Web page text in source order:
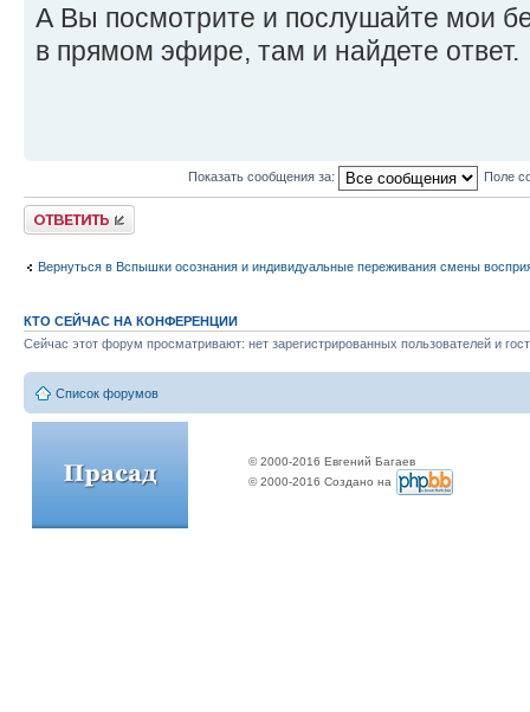
А Вы посмотрите и послушайте мои
в прямом эфире, там и найдете ответ.
Показать сообщения за: Поле
Ответить
Вернуться в Вспышки осознания и индивидуальные переживания смены
КТО СЕЙЧАС НА КОНФЕРЕНЦИИ
Сейчас этот форум просматривают: нет зарегистрированных пользователей и
Список форумов
© 2000-2016 Евгений Багаев
© 2000-2016 Создано на